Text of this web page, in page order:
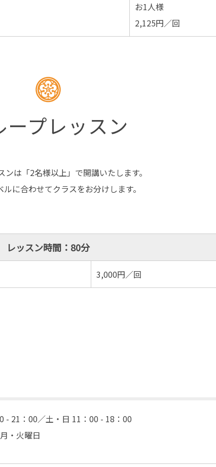
お1人様
2,125円／回
ープレッスン
ンは「2名様以上」で開講いたします。
に合わせてクラスをお分けします。
レッスン時間：80分
3,000円／回
- 21：00／土・日 11：00 - 18：00
・火曜日